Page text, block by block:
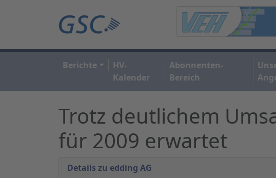
Berichte
HV-
Kalender
Abonnenten-
Bereich
Trotz deutlichem
für 2009 erwartet
Details zu edding AG